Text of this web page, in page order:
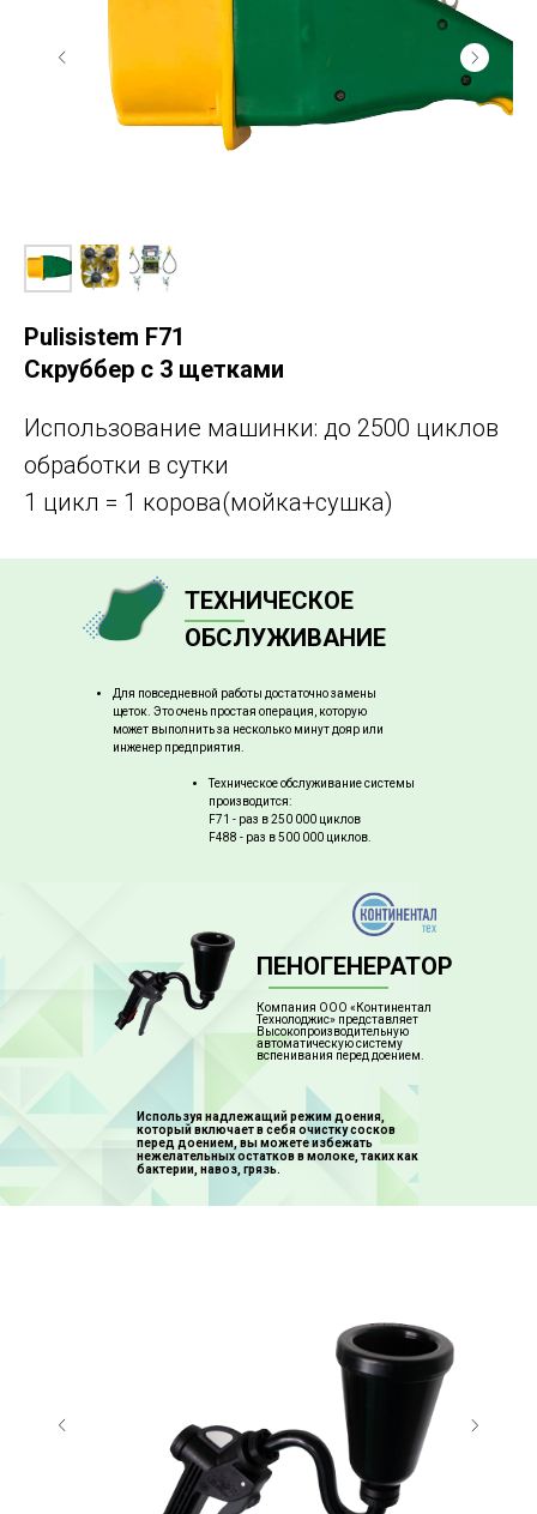
Pulisistem F71
Скруббер с 3 щетками
Использование машинки: до 2500 циклов
обработки в сутки
1 цикл = 1 корова(мойка+сушка)
ТЕХНИЧЕСКОЕ
ОБСЛУЖИВАНИЕ
Для повседневной работы достаточно замены
щеток. Это очень простая операция, которую
может выполнить за несколько минут дояр или
инженер предприятия.
Техническое обслуживание системы
производится:
F71 - раз в 250 000 циклов
F488 - раз в 500 000 циклов.
ПЕНОГЕНЕРАТОР
Компания ООО «Континентал
Технолоджис» представляет
Высокопроизводительную
автоматическую систему
вспенивания перед доением.
Используя надлежащий режим доения,
который включает в себя очистку сосков
перед доением, вы можете избежать
нежелательных остатков в молоке, таких как
бактерии, навоз, грязь.